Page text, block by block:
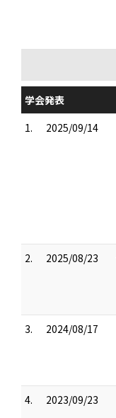
学会発表
1.
2025/09/14
2. 2025/08/23
3. 2024/08/17
4. 2023/09/23